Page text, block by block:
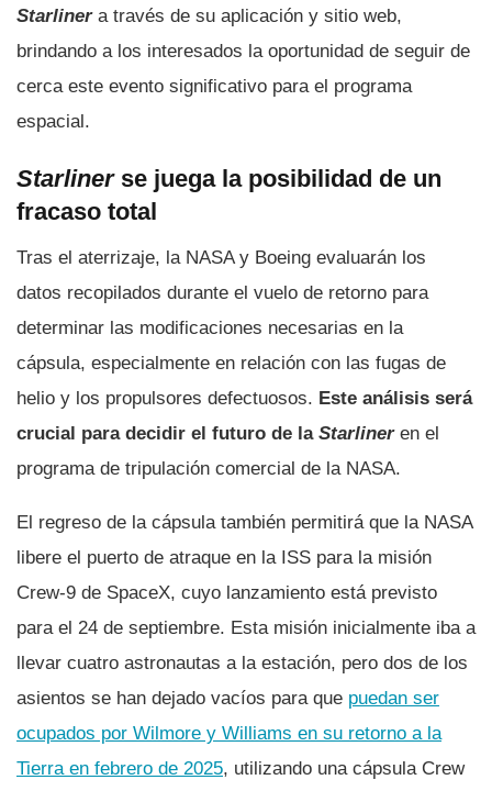
Starliner a través de su aplicación y sitio web,
brindando a los interesados la oportunidad de seguir de
cerca este evento significativo para el programa
espacial.
Starlinerse juega la posibilidad de un
fracaso total
Tras el aterrizaje, la NASA y Boeing evaluarán los
datos recopilados durante el vuelo de retorno para
determinar las modificaciones necesarias en la
cápsula, especialmente en relación con las fugas de
helio y los propulsores defectuosos. Este análisis será
crucial para decidir el futuro de la Starliner en el
programa de tripulación comercial de la NASA.
El regreso de la cápsula también permitirá que la NASA
libere el puerto de atraque en la ISS para la misión
Crew-9 de SpaceX, cuyo lanzamiento está previsto
para el 24 de septiembre. Esta misión inicialmente iba a
llevar cuatro astronautas a la estación, pero dos de los
asientos se han dejado vacíos para que puedan ser
ocupados por Wilmore y Williams en su retorno a la
Tierra en febrero de 2025, utilizando una cápsula Crew